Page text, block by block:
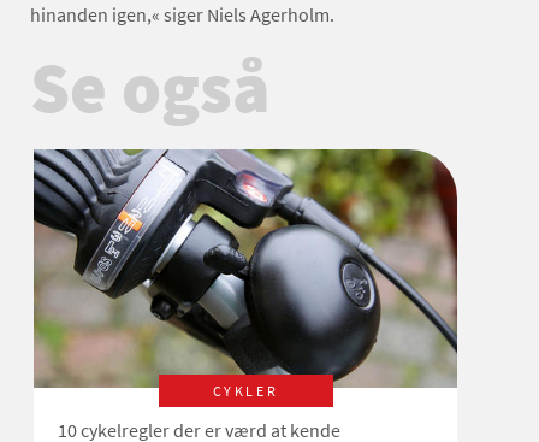
hinanden igen,« siger Niels Agerholm.
Se også
CYKLER
10 cykelregler der er værd at kende